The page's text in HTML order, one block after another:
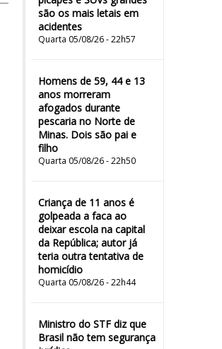
são os mais letais em
acidentes
Quarta 05/08/26 - 22h57
Homens de 59, 44 e 13
anos morreram
afogados durante
pescaria no Norte de
Minas. Dois são pai e
filho
Quarta 05/08/26 - 22h50
Criança de 11 anos é
golpeada a faca ao
deixar escola na capital
da República; autor já
teria outra tentativa de
homicídio
Quarta 05/08/26 - 22h44
Ministro do STF diz que
Brasil não tem segurança